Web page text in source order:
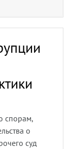
спорам,
о
суд